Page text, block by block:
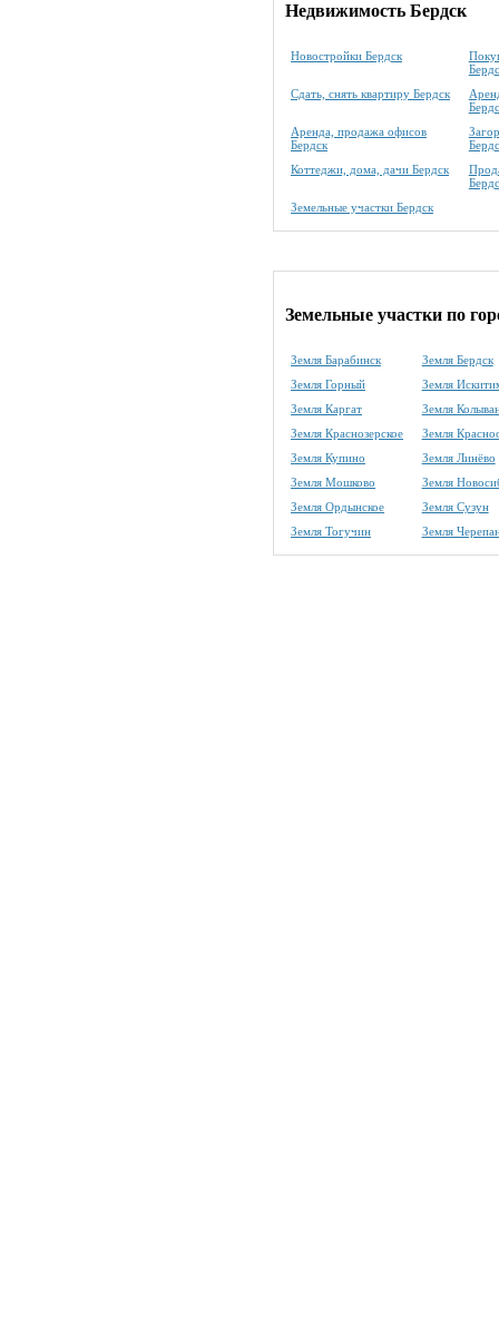
Недвижимость Бердск
Новостройки Бердск
Сдать, снять квартиру Бердск
Аренда, продажа офисов
Бердск
Коттеджи, дома, дачи Бердск
Земельные участки Бердск
Земельные участки по
Земля Барабинск
Земля Бердск
Земля Горный
Земля
Земля Каргат
Земля
Земля Краснозерское
Земля
Земля Купино
Земля Линёво
Земля Мошково
Земля
Земля Ордынское
Земля Сузун
Земля Тогучин
Земля